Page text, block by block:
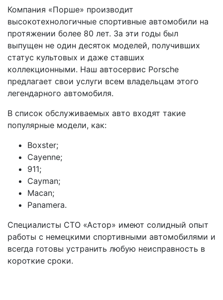
Компания «Порше» производит
высокотехнологичные спортивные автомобили на
протяжении более 80 лет. За эти годы был
выпущен не один десяток моделей, получивших
статус культовых и даже ставших
коллекционными. Наш автосервис Porsche
предлагает свои услуги всем владельцам этого
легендарного автомобиля.
В список обслуживаемых авто входят такие
популярные модели, как:
Boxster;
Cayenne;
911;
Cayman;
Macan;
Panamera.
Специалисты СТО «Астор» имеют солидный опыт
работы с немецкими спортивными автомобилями и
всегда готовы устранить любую неисправность в
короткие сроки.